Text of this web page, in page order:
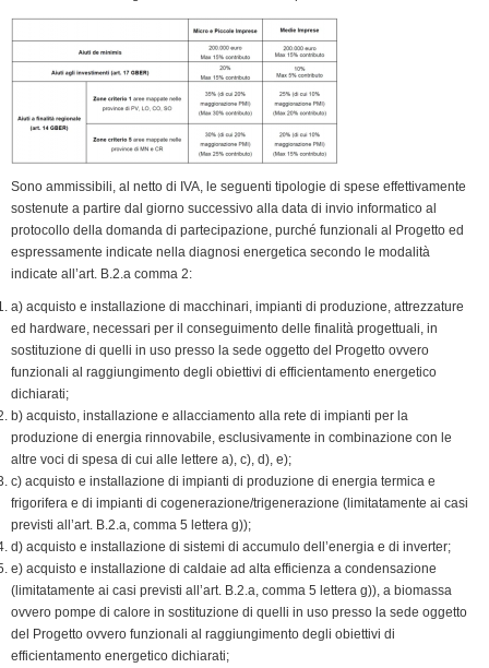
Sono ammissibili, al netto di IVA, le seguenti tipologie di spese effettivamente
sostenute a partire dal giorno successivo alla data di invio informatico al
protocollo della domanda di partecipazione, purché funzionali al Progetto ed
espressamente indicate nella diagnosi energetica secondo le modalità
indicate all’art. B.2.a comma 2:
a) acquisto e installazione di macchinari, impianti di produzione, attrezzature
ed hardware, necessari per il conseguimento delle finalità progettuali, in
sostituzione di quelli in uso presso la sede oggetto del Progetto ovvero
funzionali al raggiungimento degli obiettivi di efficientamento energetico
dichiarati;
b) acquisto, installazione e allacciamento alla rete di impianti per la
produzione di energia rinnovabile, esclusivamente in combinazione con le
altre voci di spesa di cui alle lettere a), c), d), e);
c) acquisto e installazione di impianti di produzione di energia termica e
frigorifera e di impianti di cogenerazione/trigenerazione (limitatamente ai casi
previsti all’art. B.2.a, comma 5 lettera g));
d) acquisto e installazione di sistemi di accumulo dell’energia e di inverter;
e) acquisto e installazione di caldaie ad alta efficienza a condensazione
(limitatamente ai casi previsti all’art. B.2.a, comma 5 lettera g)), a biomassa
ovvero pompe di calore in sostituzione di quelli in uso presso la sede oggetto
del Progetto ovvero funzionali al raggiungimento degli obiettivi di
efficientamento energetico dichiarati;